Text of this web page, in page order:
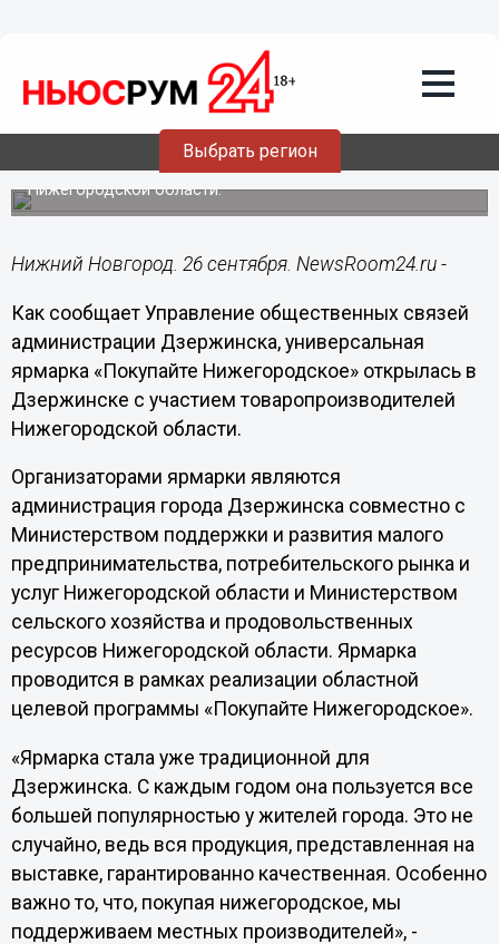
Выбрать регион
Ярмарка «Покупайте Нижегородское»
открылась в Дзержинске
На ярмарке развернута торговля продукцией и товарами
предприятий легкой, пищевой и перерабатывающей
промышленности, а также художественных промыслов
Нижегородской области.
Нижний Новгород. 26 сентября. NewsRoom24.ru -
Как сообщает Управление общественных связей
администрации Дзержинска, универсальная
ярмарка «Покупайте Нижегородское» открылась в
Дзержинске с участием товаропроизводителей
Нижегородской области.
Организаторами ярмарки являются
администрация города Дзержинска совместно с
Министерством поддержки и развития малого
предпринимательства, потребительского рынка и
услуг Нижегородской области и Министерством
сельского хозяйства и продовольственных
ресурсов Нижегородской области. Ярмарка
проводится в рамках реализации областной
целевой программы «Покупайте Нижегородское».
«Ярмарка стала уже традиционной для
Дзержинска. С каждым годом она пользуется все
большей популярностью у жителей города. Это не
случайно, ведь вся продукция, представленная на
выставке, гарантированно качественная. Особенно
важно то, что, покупая нижегородское, мы
поддерживаем местных производителей», -